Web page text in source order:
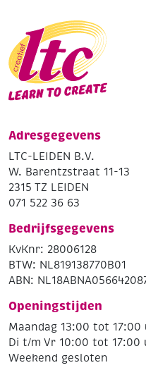
Adresgegevens
LTC-LEIDEN B.V.
W. Barentzstraat 11-13
2315 TZ LEIDEN
071 522 36 63
Bedrijfsgegevens
KvKnr: 28006128
BTW: NL819138770B01
ABN:
Openingstijden
Maandag 13:00 tot 17:00
Di t/m Vr 10:00 tot 17:00
Weekend gesloten